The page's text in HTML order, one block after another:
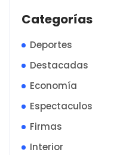
Categorías
Deportes
Destacadas
Economía
Espectaculos
Firmas
Interior